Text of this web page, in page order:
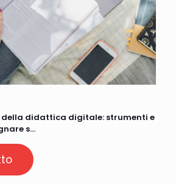
della didattica digitale: strumenti e
s…